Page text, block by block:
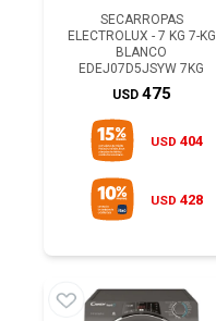
SECARROPAS
ELECTROLUX - 7 KG 7-KG
BLANCO
EDEJ07D5JSYW 7KG
USD 475
USD 404
USD 428